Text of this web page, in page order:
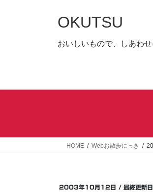
キ
に
OKUTSU
おいしいもので、しあわ
HOME Webお散歩にっき
2003年10月12日 / 最終更新